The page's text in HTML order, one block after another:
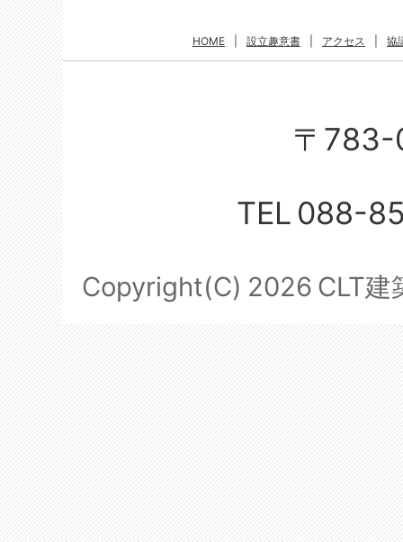
HOME 設立趣意書 アクセス 協
〒
TEL 088-
Copyright(C) 2026 CLT建